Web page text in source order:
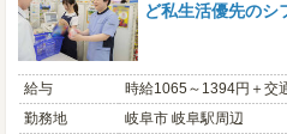
ど私生活優先のシ
給与
時給1065～1394円＋交
勤務地
岐阜市 岐阜駅周辺